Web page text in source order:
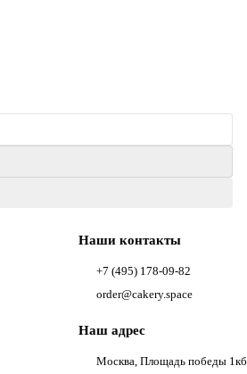
Наши контакты
+7 (495) 178-09-82
order@cakery.space
Наш адрес
Москва, Площадь победы 1кб